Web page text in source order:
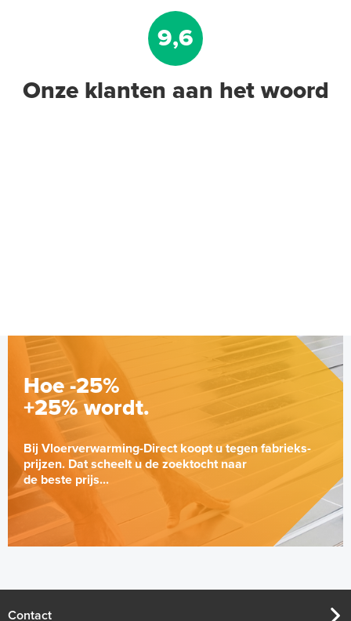
9,6
Onze klanten aan het woord
Hoe -25%
+25% wordt.
Bij Vloerverwarming-Direct koopt u tegen fabrieks-
prijzen. Dat scheelt u de zoektocht naar
de beste prijs...
Contact